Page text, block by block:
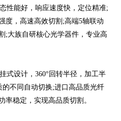
性能好，响应速度快，定位精准;
度，高速高效切割;高端5轴联动
;大族自研核心光学器件，专业高
设计，360°回转半径，加工半
不同自动切换;进口高品质光纤
率稳定，实现高品质切割。